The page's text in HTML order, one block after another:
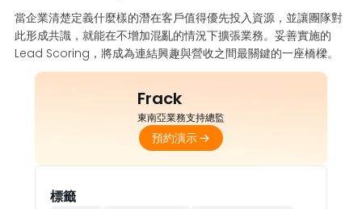
當企業清楚定義什麼樣的潛在客戶值得優先投入資源，並讓團隊對
此形成共識，就能在不增加混亂的情況下擴張業務。妥善實施的
Lead Scoring，將成為連結興趣與營收之間最關鍵的一座橋樑。
Frack
東南亞業務支持總監
預約演示
標籤